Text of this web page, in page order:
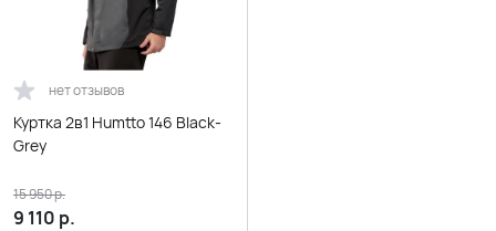
нет отзывов
Куртка 2в1 Humtto 146 Black-
Grey
9 110 р.
15 950р.